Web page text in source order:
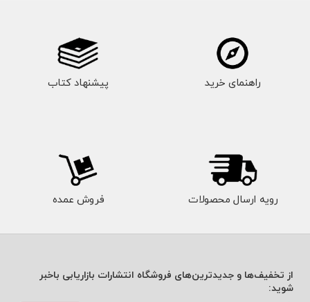
راهنمای خرید پیشنهاد کتاب
رویه ارسال محصولات فروش عمده
از تخفیف‌ها و جدیدترین‌های فروشگاه انتشارات بازاریابی باخبر
شوید: